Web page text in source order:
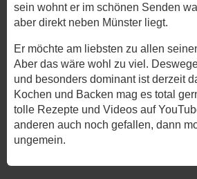
sein wohnt er im schönen Senden
aber direkt neben Münster liegt.
Er möchte am liebsten zu allen
Aber das wäre wohl zu viel.
und besonders dominant ist derzeit
Kochen und Backen mag es total
tolle Rezepte und Videos auf
anderen auch noch gefallen, dann
ungemein.